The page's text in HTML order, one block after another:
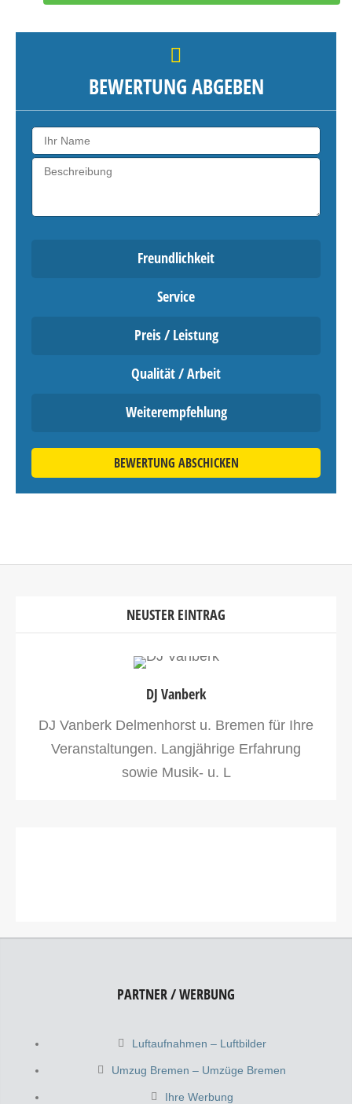
BEWERTUNG ABGEBEN
Freundlichkeit
Service
Preis / Leistung
Qualität / Arbeit
Weiterempfehlung
BEWERTUNG ABSCHICKEN
NEUSTER EINTRAG
DJ Vanberk
DJ Vanberk Delmenhorst u. Bremen für Ihre
Veranstaltungen. Langjährige Erfahrung
sowie Musik- u. L
PARTNER / WERBUNG
Luftaufnahmen – Luftbilder
Umzug Bremen – Umzüge Bremen
Ihre Werbung